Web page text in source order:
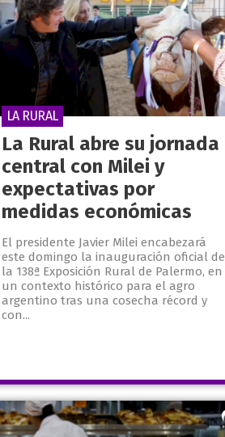
La Rural abre su jornada
central con Milei y
expectativas por
medidas económicas
El presidente Javier Milei encabezará
este domingo la inauguración oficial de
la 138ª Exposición Rural de Palermo, en
un contexto histórico para el agro
argentino tras una cosecha récord y
con...
LA RURAL